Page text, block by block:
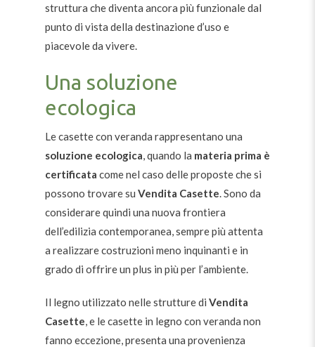
struttura che diventa ancora più funzionale dal
punto di vista della destinazione d’uso e
piacevole da vivere.
Una soluzione
ecologica
Le casette con veranda rappresentano una
soluzione ecologica, quando la materia prima è
certificata come nel caso delle proposte che si
possono trovare su Vendita Casette. Sono da
considerare quindi una nuova frontiera
dell’edilizia contemporanea, sempre più attenta
a realizzare costruzioni meno inquinanti e in
grado di offrire un plus in più per l’ambiente.
Il legno utilizzato nelle strutture di Vendita
Casette, e le casette in legno con veranda non
fanno eccezione, presenta una provenienza